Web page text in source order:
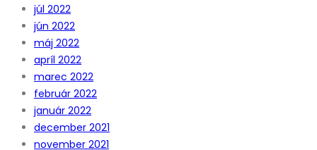
júl 2022
jún 2022
máj 2022
apríl 2022
marec 2022
február 2022
január 2022
december 2021
november 2021